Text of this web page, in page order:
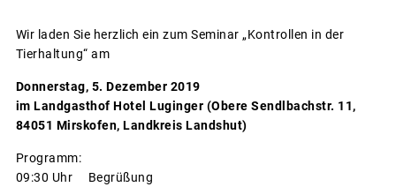
Wir laden Sie herzlich ein zum Seminar „Kontrollen in der
Tierhaltung“ am
Donnerstag, 5. Dezember 2019
im Landgasthof Hotel Luginger (Obere Sendlbachstr. 11,
84051 Mirskofen, Landkreis Landshut)
Programm:
09:30 Uhr Begrüßung